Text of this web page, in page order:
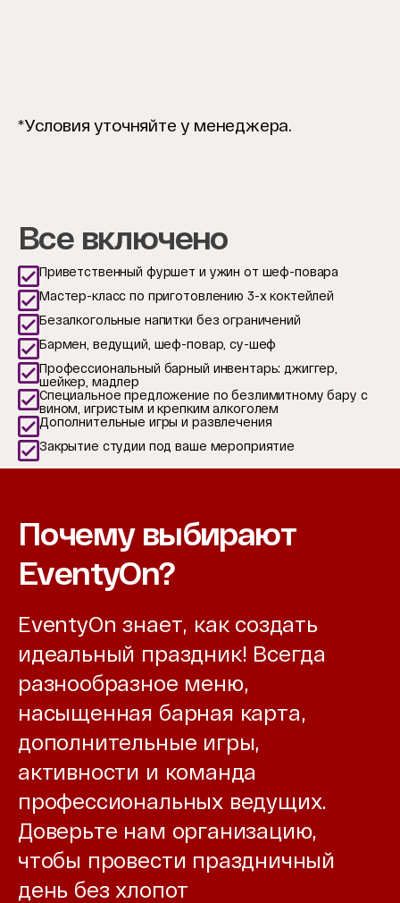
*Условия уточняйте у менеджера.
Все включено
Приветственный фуршет и ужин от шеф-повара
Мастер-класс по приготовлению 3-х коктейлей
Безалкогольные напитки без ограничений
Бармен, ведущий, шеф-повар, су-шеф
Профессиональный барный инвентарь: джиггер,
шейкер, мадлер
Специальное предложение по безлимитному бару с
вином, игристым и крепким алкоголем
Дополнительные игры и развлечения
Закрытие студии под ваше мероприятие
Почему выбирают
EventyOn?
EventyOn знает, как создать
идеальный праздник! Всегда
разнообразное меню,
насыщенная барная карта,
дополнительные игры,
активности и команда
профессиональных ведущих.
Доверьте нам организацию,
чтобы провести праздничный
день без хлопот